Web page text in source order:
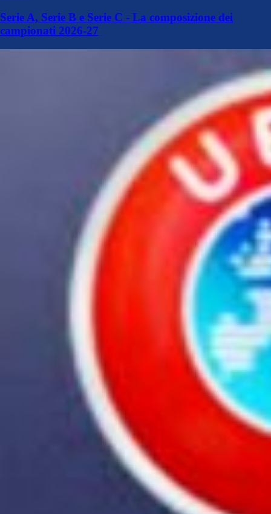
Serie A, Serie B e Serie C - La composizione dei
campionati 2026-27